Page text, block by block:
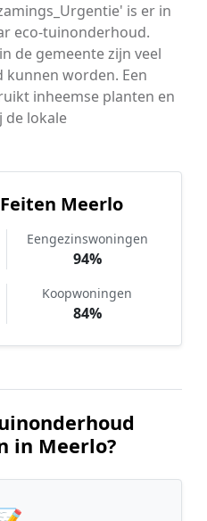
is er in
eco-tuinonderhoud.
de gemeente zijn veel
worden. Een
inheemse planten en
de lokale
Meerlo
Eengezinswoningen
94%
Koopwoningen
84%
in Meerlo?